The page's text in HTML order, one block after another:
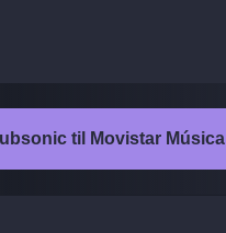
til Movistar Música